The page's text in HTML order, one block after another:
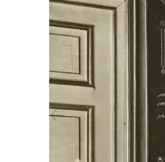
Vorheriger Slide